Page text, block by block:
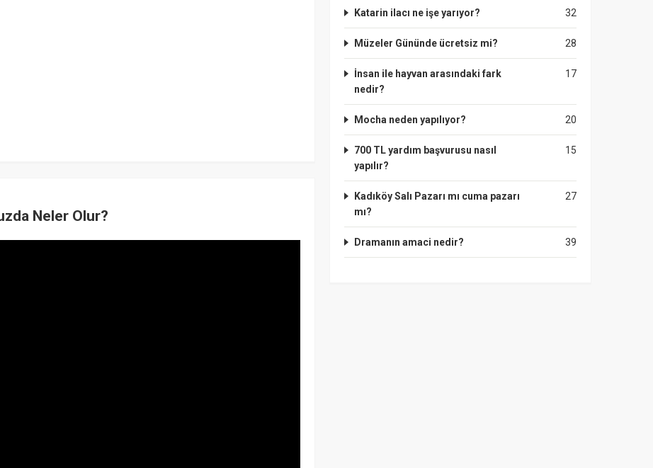
Neler Olur?
32
Katarin ilacı ne işe yarıyor?
28
Müzeler Gününde ücretsiz mi?
17
İnsan ile hayvan arasındaki fark
nedir?
20
Mocha neden yapılıyor?
15
700 TL yardım başvurusu nasıl
yapılır?
27
Kadıköy Salı Pazarı mı cuma pazarı
mı?
39
Dramanın amaci nedir?